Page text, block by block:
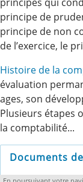
principe de
principe de non
de l’exercice, le
Histoire de la
évaluation
ages, son
Plusieurs étapes
la comptabilité...
Documents